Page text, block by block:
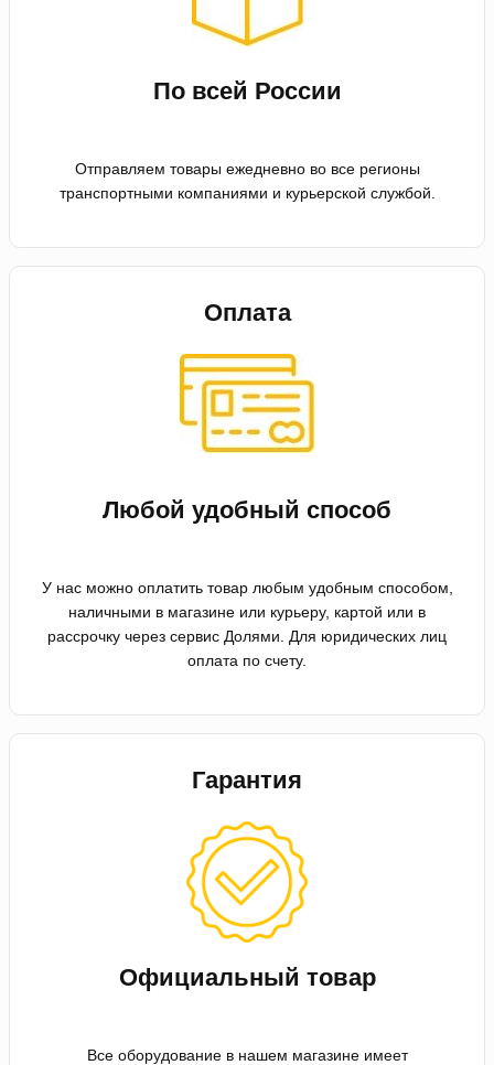
По всей России
Отправляем товары ежедневно во все регионы
транспортными компаниями и курьерской службой.
Оплата
Любой удобный способ
У нас можно оплатить товар любым удобным способом,
наличными в магазине или курьеру, картой или в
рассрочку через сервис Долями. Для юридических лиц
оплата по счету.
Гарантия
Официальный товар
Все оборудование в нашем магазине имеет